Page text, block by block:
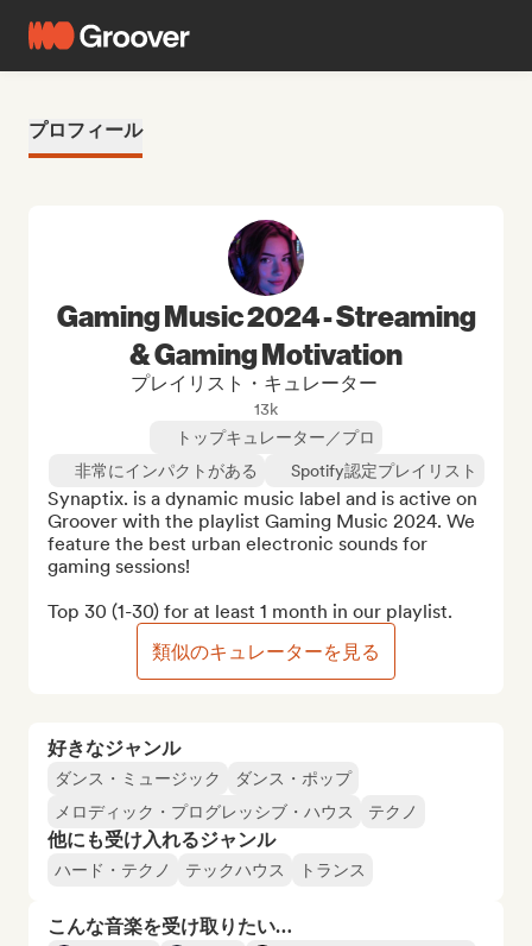
プロフィール
好きなジャンル
ダンス・ミュージック
ダンス・ポップ
メロディック・プログレッシブ・ハウス
テクノ
他にも受け入れるジャンル
ハード・テクノ テックハウス トランス
こんな音楽を受け取りたい…
Gaming Music 2024 - Streaming
& Gaming Motivation
プレイリスト・キュレーター
13k
トップキュレーター／プロ
非常にインパクトがある
Spotify認定プレイリスト
Synaptix. is a dynamic music label and is active on
Groover with the playlist Gaming Music 2024. We
feature the best urban electronic sounds for
gaming sessions!
Top 30 (1-30) for at least 1 month in our playlist.
類似のキュレーターを見る